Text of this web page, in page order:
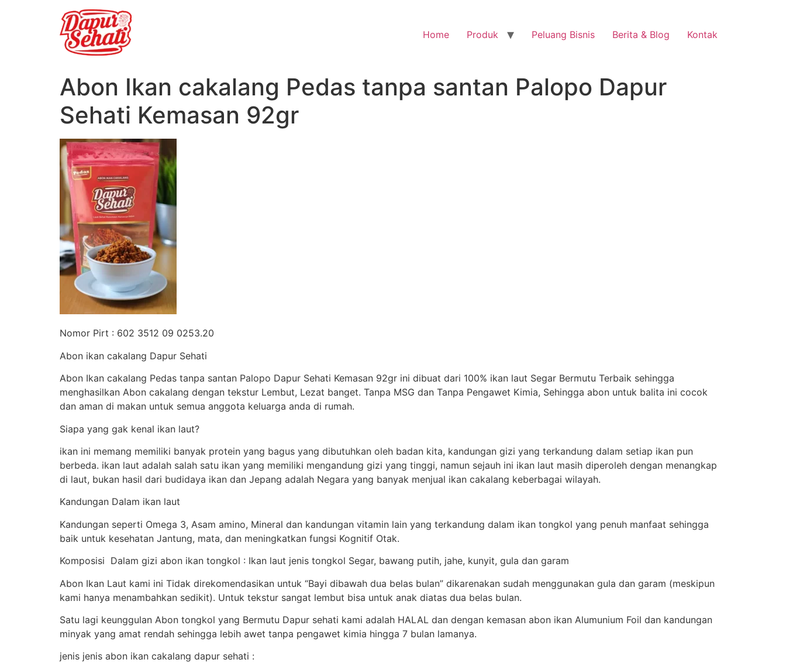
Home Produk Peluang Bisnis Berita & Blog Kontak
Abon Ikan cakalang Pedas tanpa santan Palopo Dapur
Sehati Kemasan 92gr
Nomor Pirt : 602 3512 09 0253.20
Abon ikan cakalang Dapur Sehati
Abon Ikan cakalang Pedas tanpa santan Palopo Dapur Sehati Kemasan 92gr ini dibuat dari 100% ikan laut Segar Bermutu Terbaik sehingga
menghasilkan Abon cakalang dengan tekstur Lembut, Lezat banget. Tanpa MSG dan Tanpa Pengawet Kimia, Sehingga abon untuk balita ini cocok
dan aman di makan untuk semua anggota keluarga anda di rumah.
Siapa yang gak kenal ikan laut?
ikan ini memang memiliki banyak protein yang bagus yang dibutuhkan oleh badan kita, kandungan gizi yang terkandung dalam setiap ikan pun
berbeda. ikan laut adalah salah satu ikan yang memiliki mengandung gizi yang tinggi, namun sejauh ini ikan laut masih diperoleh dengan menangkap
di laut, bukan hasil dari budidaya ikan dan Jepang adalah Negara yang banyak menjual ikan cakalang keberbagai wilayah.
Kandungan Dalam ikan laut
Kandungan seperti Omega 3, Asam amino, Mineral dan kandungan vitamin lain yang terkandung dalam ikan tongkol yang penuh manfaat sehingga
baik untuk kesehatan Jantung, mata, dan meningkatkan fungsi Kognitif Otak.
Komposisi Dalam gizi abon ikan tongkol : Ikan laut jenis tongkol Segar, bawang putih, jahe, kunyit, gula dan garam
Abon Ikan Laut kami ini Tidak direkomendasikan untuk “Bayi dibawah dua belas bulan” dikarenakan sudah menggunakan gula dan garam (meskipun
kami hanya menambahkan sedikit). Untuk tekstur sangat lembut bisa untuk anak diatas dua belas bulan.
Satu lagi keunggulan Abon tongkol yang Bermutu Dapur sehati kami adalah HALAL dan dengan kemasan abon ikan Alumunium Foil dan kandungan
minyak yang amat rendah sehingga lebih awet tanpa pengawet kimia hingga 7 bulan lamanya.
jenis jenis abon ikan cakalang dapur sehati :